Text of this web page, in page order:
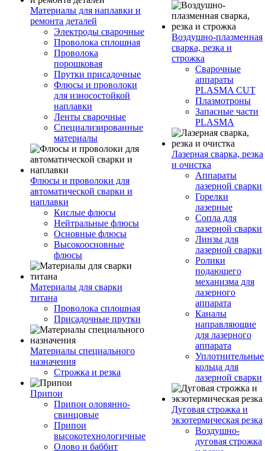
Материалы для наплавки и
ремонта деталей
Электроды сварочные
Проволока сплошная
Проволока
порошковая
Прутки присадочные
Флюсы и проволоки
для износостойкой
наплавки
Ленты сварочные
Специализированные
материалы
Флюсы и проволоки для
автоматической сварки и
наплавки
Кислые флюсы
Нейтральные флюсы
Основные флюсы
Высокоосновные
флюсы
Материалы для сварки
титана
Проволока сплошная
Присадочные прутки
Материалы специального
назначения
Строжка и резка
Припои
Припои оловянно-
свинцовые
Припои
высокотехнологичные
Олово и баббит
Воздушно-плазменная
сварка, резка и
строжка
Сварочные
аппараты
PLASMA CUT
Плазмотроны
Запасные части
PLASMA
Лазерная сварка, резка
и очистка
Аппараты
лазерной сварки
Горелки
лазерные
Сопла для
лазерной сварки
Линзы для
лазерной сварки
Ролики
подающего
механизма для
лазерного
аппарата
Каналы
направляющие
для лазерного
аппарата
Уплотнительные
кольца для
лазерной сварки
Дуговая строжка и
экзотермическая резка
Воздушно-
дуговая строжка